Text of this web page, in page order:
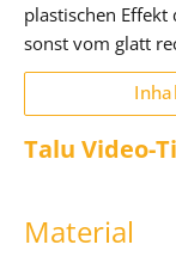
plastischen
sonst vom glatt
Talu Video-
Material